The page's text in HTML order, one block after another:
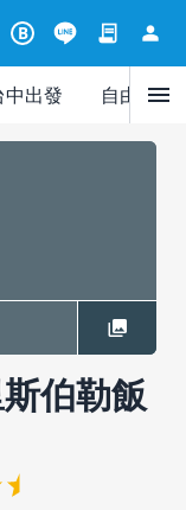
B contract person
中出發 自由行menu
伯勒飯